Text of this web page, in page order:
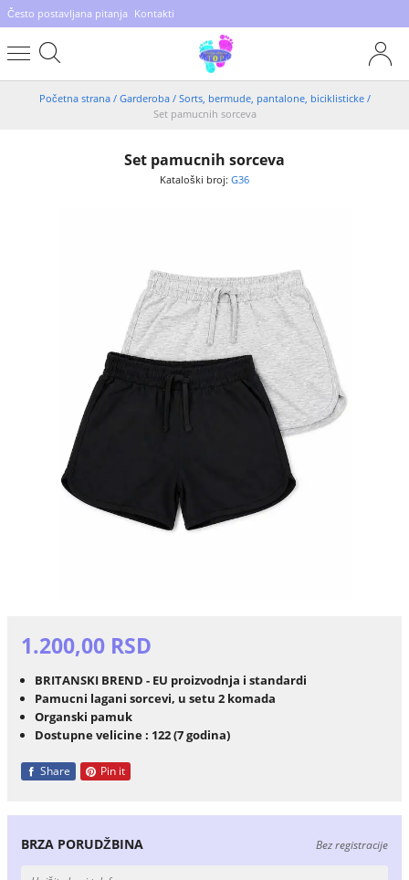
Često postavljana pitanja Kontakti
Početna strana / Garderoba / Sorts, bermude, pantalone, biciklisticke /
Set pamucnih sorceva
Set pamucnih sorceva
Kataloški broj: G36
1.200,00 RSD
BRITANSKI BREND - EU proizvodnja i standardi
Pamucni lagani sorcevi, u setu 2 komada
Organski pamuk
Dostupne velicine : 122 (7 godina)
Share Pin it
BRZA PORUDŽBINA Bez registracije